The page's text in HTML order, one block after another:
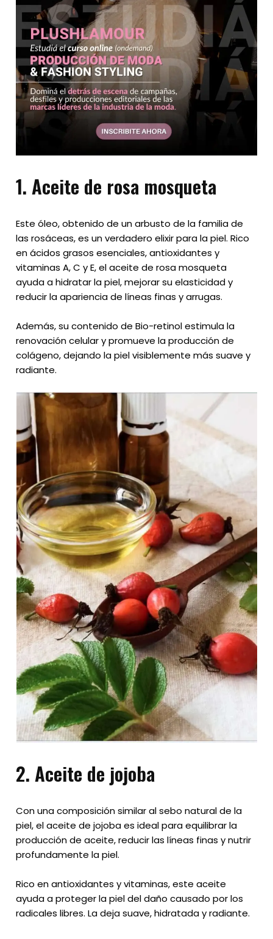
1. Aceite de rosa mosqueta
Este óleo, obtenido de un arbusto de la familia de
las rosáceas, es un verdadero elixir para la piel. Rico
en ácidos grasos esenciales, antioxidantes y
vitaminas A, C y E, el aceite de rosa mosqueta
ayuda a hidratar la piel, mejorar su elasticidad y
reducir la apariencia de líneas finas y arrugas.
Además, su contenido de Bio-retinol estimula la
renovación celular y promueve la producción de
colágeno, dejando la piel visiblemente más suave y
radiante.
2. Aceite de jojoba
Con una composición similar al sebo natural de la
piel, el aceite de jojoba es ideal para equilibrar la
producción de aceite, reducir las líneas finas y nutrir
profundamente la piel.
Rico en antioxidantes y vitaminas, este aceite
ayuda a proteger la piel del daño causado por los
radicales libres. La deja suave, hidratada y radiante.